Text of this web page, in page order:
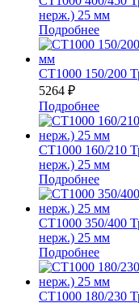
нерж.) 25 мм
Подробнее
СТ1000 150/200
5264 ₽
Подробнее
СТ1000 160/210
нерж.) 25 мм
Подробнее
СТ1000 350/400
нерж.) 25 мм
Подробнее
СТ1000 180/230